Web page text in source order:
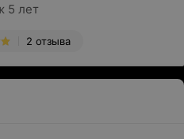
5 лет
2 отзыва